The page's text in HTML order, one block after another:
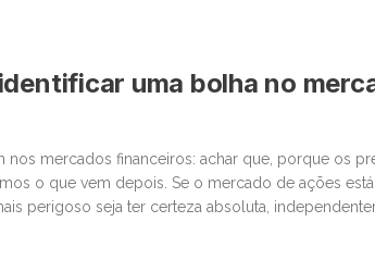
uma bolha no
nos mercados financeiros: achar que, porque os
o que vem depois. Se o mercado de ações
perigoso seja ter certeza absoluta,